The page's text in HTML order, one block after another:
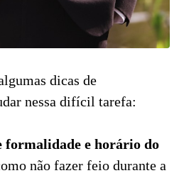
dicas de
nessa difícil tarefa:
formalidade e horário do
não fazer feio durante a